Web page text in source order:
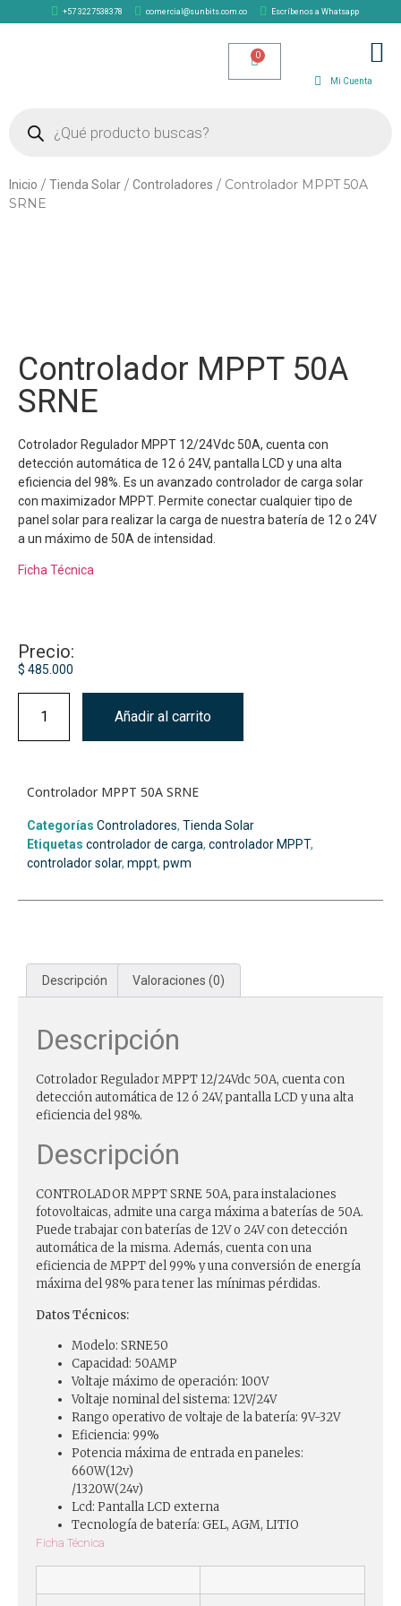
+57 3227538378 comercial@sunbits.com.co Escríbenos a Whatsapp
Mi Cuenta
Inicio / Tienda Solar / Controladores / Controlador MPPT 50A
SRNE
Controlador MPPT 50A
SRNE
Cotrolador Regulador MPPT 12/24Vdc 50A, cuenta con
detección automática de 12 ó 24V, pantalla LCD y una alta
eficiencia del 98%. Es un avanzado controlador de carga solar
con maximizador MPPT. Permite conectar cualquier tipo de
panel solar para realizar la carga de nuestra batería de 12 o 24V
a un máximo de 50A de intensidad.
Ficha Técnica
Precio:
$ 485.000
Añadir al carrito
Controlador MPPT 50A SRNE
Categorías Controladores, Tienda Solar
Etiquetas controlador de carga, controlador MPPT,
controlador solar, mppt, pwm
Descripción Valoraciones (0)
Descripción
Cotrolador Regulador MPPT 12/24Vdc 50A, cuenta con
detección automática de 12 ó 24V, pantalla LCD y una alta
eficiencia del 98%.
Descripción
CONTROLADOR MPPT SRNE 50A, para instalaciones
fotovoltaicas, admite una carga máxima a baterías de 50A.
Puede trabajar con baterías de 12V o 24V con detección
automática de la misma. Además, cuenta con una
eficiencia de MPPT del 99% y una conversión de energía
máxima del 98% para tener las mínimas pérdidas.
Datos Técnicos:
Modelo: SRNE50
Capacidad: 50AMP
Voltaje máximo de operación: 100V
Voltaje nominal del sistema: 12V/24V
Rango operativo de voltaje de la batería: 9V-32V
Eficiencia: 99%
Potencia máxima de entrada en paneles:
660W(12v)
/1320W(24v)
Lcd: Pantalla LCD externa
Tecnología de batería: GEL, AGM, LITIO
Ficha Técnica